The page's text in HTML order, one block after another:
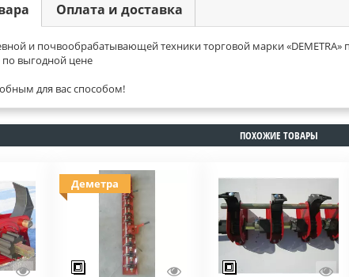
Оплата и доставка
и почвообрабатывающей техники торговой марки «DEMETRA»
выгодной цене
для вас способом!
ПОХОЖИЕ ТОВАРЫ
Деметра